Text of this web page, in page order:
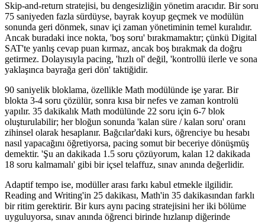
Skip-and-return stratejisi, bu dengesizliğin yönetim aracıdır. Bir soru
75 saniyeden fazla sürdüyse, bayrak koyup geçmek ve modülün
sonunda geri dönmek, sınav içi zaman yönetiminin temel kuralıdır.
Ancak buradaki ince nokta, 'boş soru' bırakmamaktır; çünkü Digital
SAT'te yanlış cevap puan kırmaz, ancak boş bırakmak da doğru
getirmez. Dolayısıyla pacing, 'hızlı ol' değil, 'kontrollü ilerle ve sona
yaklaşınca bayrağa geri dön' taktiğidir.
90 saniyelik bloklama, özellikle Math modülünde işe yarar. Bir
blokta 3-4 soru çözülür, sonra kısa bir nefes ve zaman kontrolü
yapılır. 35 dakikalık Math modülünde 22 soru için 6-7 blok
oluşturulabilir; her bloğun sonunda 'kalan süre / kalan soru' oranı
zihinsel olarak hesaplanır. Bağcılar'daki kurs, öğrenciye bu hesabı
nasıl yapacağını öğretiyorsa, pacing somut bir beceriye dönüşmüş
demektir. 'Şu an dakikada 1.5 soru çözüyorum, kalan 12 dakikada
18 soru kalmamalı' gibi bir içsel telaffuz, sınav anında değerlidir.
Adaptif tempo ise, modüller arası farkı kabul etmekle ilgilidir.
Reading and Writing'in 25 dakikası, Math'in 35 dakikasından farklı
bir ritim gerektirir. Bir kurs aynı pacing stratejisini her iki bölüme
uyguluyorsa, sınav anında öğrenci birinde hızlanıp diğerinde